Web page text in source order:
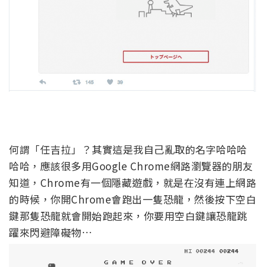
何謂「任吉拉」？其實這是我自己亂取的名字哈哈哈
哈哈，應該很多用Google Chrome網路瀏覽器的朋友
知道，Chrome有一個隱藏遊戲，就是在沒有連上網路
的時候，你開Chrome會跑出一隻恐龍，然後按下空白
鍵那隻恐龍就會開始跑起來，你要用空白鍵讓恐龍跳
躍來閃避障礙物…